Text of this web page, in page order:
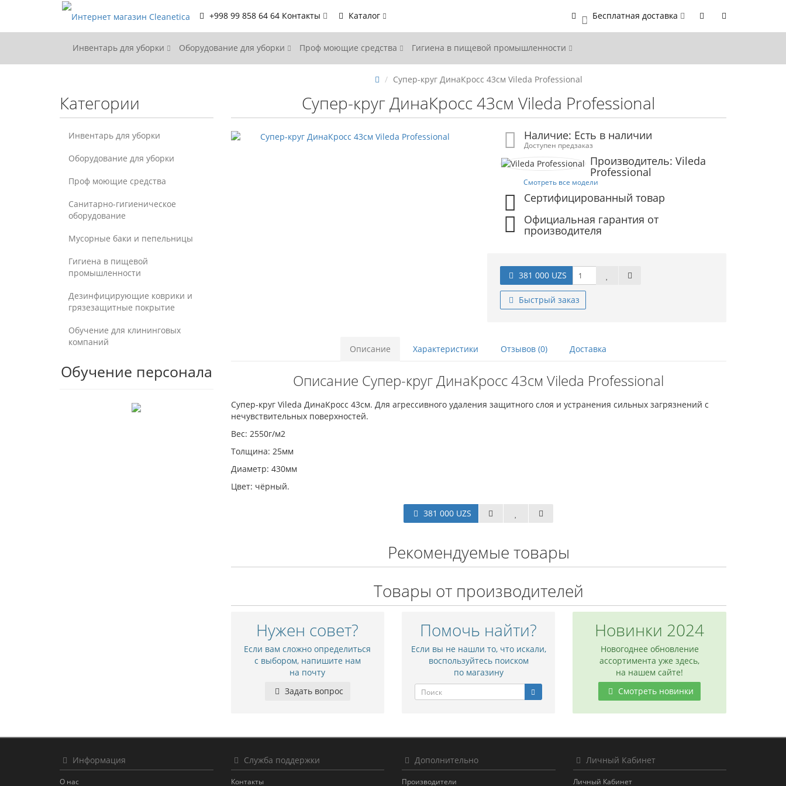
+998 99 858 64 64 Контакты Каталог 0 Бесплатная доставка
Инвентарь для уборки Оборудование для уборки Проф моющие средства Гигиена в пищевой промышленности
Категории
Инвентарь для уборки
Оборудование для уборки
Проф моющие средства
Санитарно-гигиеническое
оборудование
Мусорные баки и пепельницы
Гигиена в пищевой
промышленности
Дезинфицирующие коврики и
грязезащитные покрытие
Обучение для клининговых
компаний
Обучение персонала
Супер-круг ДинаКросс 43см Vileda Professional
Супер-круг ДинаКросс 43см Vileda Professional
Наличие: Есть в наличии
Доступен предзаказ
Производитель: Vileda
Professional
Смотреть все модели
Сертифицированный товар
Официальная гарантия от
производителя
381 000 UZS
Быстрый заказ
Описание Характеристики Отзывов (0) Доставка
Описание Супер-круг ДинаКросс 43см Vileda Professional
Супер-круг Vileda ДинаКросс 43см. Для агрессивного удаления защитного слоя и устранения сильных загрязнений с
нечувствительных поверхностей.
Вес: 2550г/м2
Толщина: 25мм
Диаметр: 430мм
Цвет: чёрный.
381 000 UZS
Рекомендуемые товары
Товары от производителей
Нужен совет?
Если вам сложно определиться
с выбором, напишите нам
на почту
Задать вопрос
Помочь найти?
Если вы не нашли то, что искали,
воспользуйтесь поиском
по магазину
Новинки 2024
Новогоднее обновление
ассортимента уже здесь,
на нашем сайте!
Смотреть новинки
Информация
О нас
Служба поддержки
Контакты
Дополнительно
Производители
Личный Кабинет
Личный Кабинет